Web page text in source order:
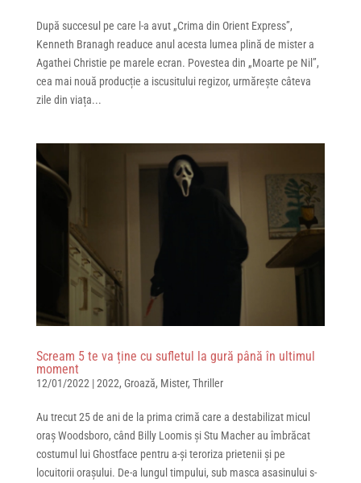
După succesul pe care l-a avut „Crima din Orient Express”,
Kenneth Branagh readuce anul acesta lumea plină de mister a
Agathei Christie pe marele ecran. Povestea din „Moarte pe Nil”,
cea mai nouă producție a iscusitului regizor, urmărește câteva
zile din viața...
Scream 5 te va ține cu sufletul la gură până în ultimul
moment
12/01/2022|2022, Groază, Mister, Thriller
Au trecut 25 de ani de la prima crimă care a destabilizat micul
oraș Woodsboro, când Billy Loomis și Stu Macher au îmbrăcat
costumul lui Ghostface pentru a-și teroriza prietenii și pe
locuitorii orașului. De-a lungul timpului, sub masca asasinului s-